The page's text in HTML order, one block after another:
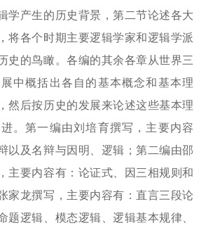
学产生的历史背景，第二节论述各大
将各个时期主要逻辑学家和逻辑学派
史的鸟瞰。各编的其余各章从世界三
中概括出各自的基本概念和基本理
然后按历史的发展来论述这些基本理
。第一编由刘培育撰写，主要内容
以及名辩与因明、逻辑；第二编由邵
主要内容有：论证式、因三相规则和
家龙撰写，主要内容有：直言三段论
题逻辑、模态逻辑、逻辑基本规律、